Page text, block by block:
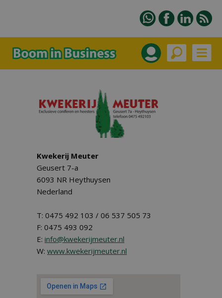
Kwekerij Meuter
Geusert 7-a
6093 NR Heythuysen
Nederland
T: 0475 492 103 / 06 537 505 73
F: 0475 493 092
E: info@kwekerijmeuter.nl
W: www.kwekerijmeuter.nl